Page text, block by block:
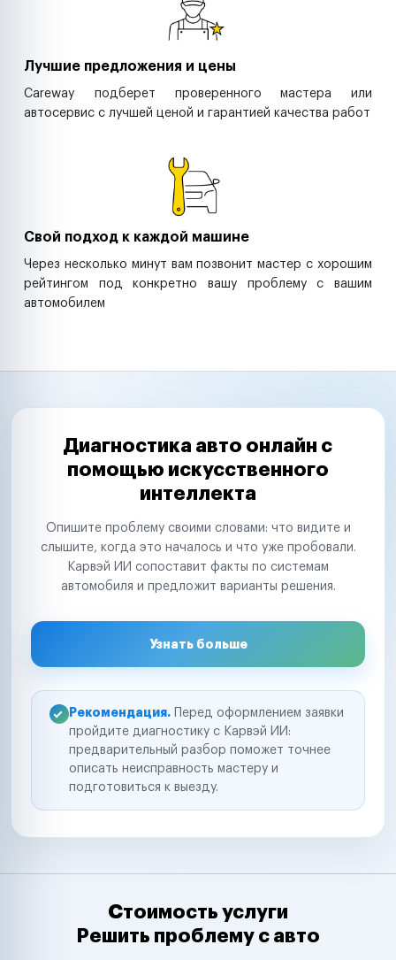
Лучшие предложения и цены
Careway подберет проверенного мастера или
автосервис с лучшей ценой и гарантией качества работ
Свой подход к каждой машине
Через несколько минут вам позвонит мастер с хорошим
рейтингом под конкретно вашу проблему с вашим
автомобилем
Диагностика авто онлайн с
помощью искусственного
интеллекта
Опишите проблему своими словами: что видите и
слышите, когда это началось и что уже пробовали.
Карвэй ИИ сопоставит факты по системам
автомобиля и предложит варианты решения.
Узнать больше
Рекомендация. Перед оформлением заявки
пройдите диагностику с Карвэй ИИ:
предварительный разбор поможет точнее
описать неисправность мастеру и
подготовиться к выезду.
Стоимость услуги
Решить проблему с авто